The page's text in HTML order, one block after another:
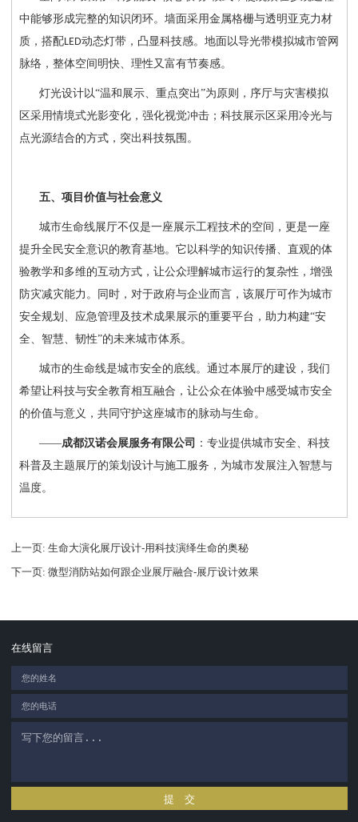
中能够形成完整的知识闭环。墙面采用金属格栅与透明亚克力材
质，搭配LED动态灯带，凸显科技感。地面以导光带模拟城市管网
脉络，整体空间明快、理性又富有节奏感。
灯光设计以“温和展示、重点突出”为原则，序厅与灾害模拟
区采用情境式光影变化，强化视觉冲击；科技展示区采用冷光与
点光源结合的方式，突出科技氛围。
五、项目价值与社会意义
城市生命线展厅不仅是一座展示工程技术的空间，更是一座
提升全民安全意识的教育基地。它以科学的知识传播、直观的体
验教学和多维的互动方式，让公众理解城市运行的复杂性，增强
防灾减灾能力。同时，对于政府与企业而言，该展厅可作为城市
安全规划、应急管理及技术成果展示的重要平台，助力构建“安
全、智慧、韧性”的未来城市体系。
城市的生命线是城市安全的底线。通过本展厅的建设，我们
希望让科技与安全教育相互融合，让公众在体验中感受城市安全
的价值与意义，共同守护这座城市的脉动与生命。
——成都汉诺会展服务有限公司
：专业提供城市安全、科技
科普及主题展厅的策划设计与施工服务，为城市发展注入智慧与
温度。
上一页: 生命大演化展厅设计-用科技演绎生命的奥秘
下一页: 微型消防站如何跟企业展厅融合-展厅设计效果
在线留言
提 交